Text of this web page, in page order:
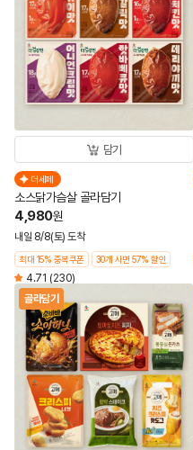
담기
더세페
소스닭가슴살 골라담기
4,980원
내일 8/8(토) 도착
최대 15% 중복쿠폰 30개 사면 57% 할인
4.71 (230)
골라담기